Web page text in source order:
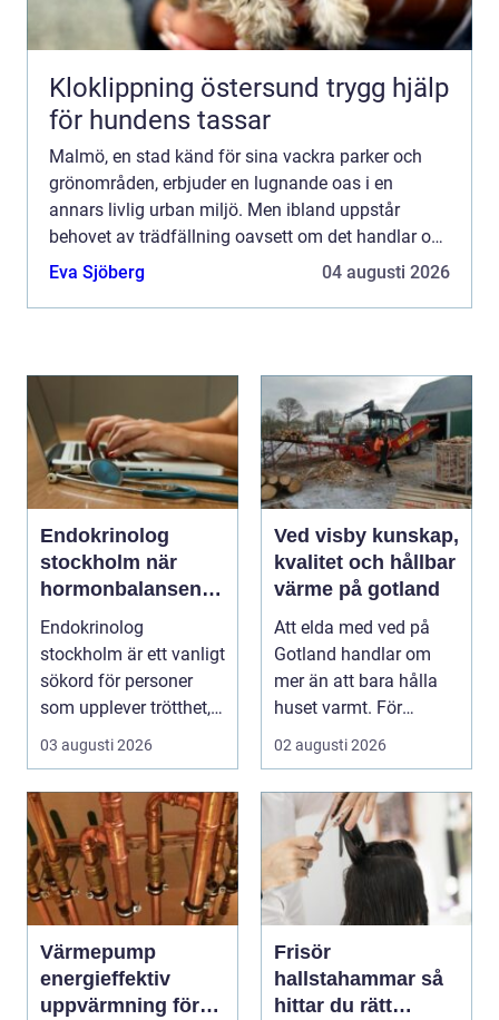
Kloklippning östersund trygg hjälp
för hundens tassar
Malmö, en stad känd för sina vackra parker och
grönområden, erbjuder en lugnande oas i en
annars livlig urban miljö. Men ibland uppstår
behovet av trädfällning oavsett om det handlar om
farliga träd...
Eva Sjöberg 04 augusti 2026
Endokrinolog
stockholm när
hormonbalansen
behöver
specialistvård
Endokrinolog
stockholm är ett vanligt
sökord för personer
som upplever trötthet,
viktförändringar, h...
03 augusti 2026
Ved visby kunskap,
kvalitet och hållbar
värme på gotland
Att elda med ved på
Gotland handlar om
mer än att bara hålla
huset varmt. För
många är brasan i
kami...
02 augusti 2026
Värmepump
energieffektiv
uppvärmning för
Frisör
hallstahammar så
hittar du rätt